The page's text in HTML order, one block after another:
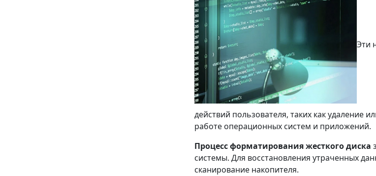
Эти
действий пользователя, таких как удаление
работе операционных систем и приложений.
Процесс форматирования жесткого диска
системы. Для восстановления утраченных
сканирование накопителя.